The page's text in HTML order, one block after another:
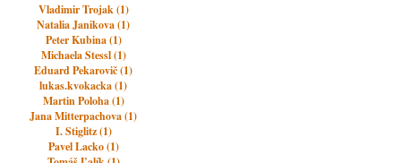
Vladimir Trojak (1)
Natalia Janikova (1)
Peter Kubina (1)
Michaela Stessl (1)
Eduard Pekarovič (1)
lukas.kvokacka (1)
Martin Poloha (1)
Jana Mitterpachova (1)
I. Stiglitz (1)
Pavel Lacko (1)